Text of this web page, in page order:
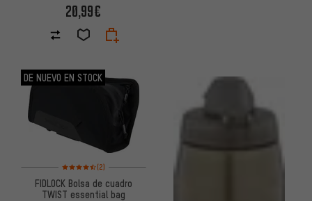
20,99€
DE NUEVO EN STOCK
Valoración media: 4,5 de 5 basada en 2 reseñas
(2)
FIDLOCK Bolsa de cuadro
TWIST essential bag